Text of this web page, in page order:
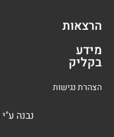
הרצאות
מידע
בקליק
הצהרת נגישות
נבנה ע"י